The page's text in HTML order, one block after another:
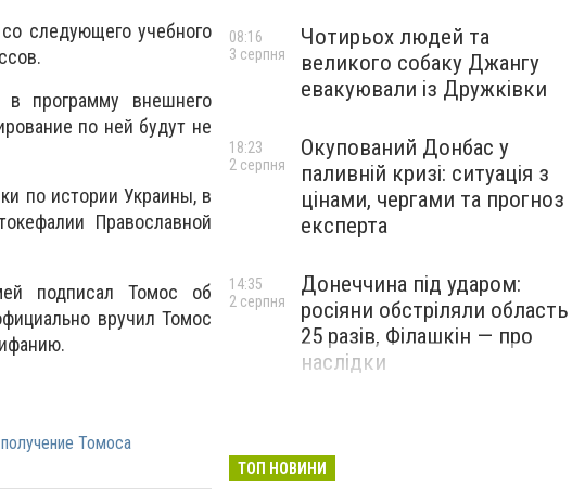
следующего учебного
программу внешнего
по ней будут не
по истории Украины, в
Православной
подписал Томос об
вручил Томос
Томоса
Чотирьох людей та
великого собаку Джангу
евакуювали із Дружківки
08:16
3 серпня
Окупований Донбас у
паливній кризі: ситуація з
цінами, чергами та прогноз
експерта
18:23
2 серпня
Донеччина під ударом:
росіяни обстріляли область
25 разів, Філашкін — про
наслідки
14:35
2 серпня
ТОП НОВИНИ